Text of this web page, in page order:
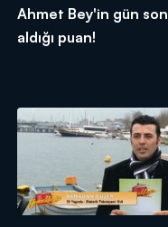
Ahmet Bey'in gün
aldığı puan!